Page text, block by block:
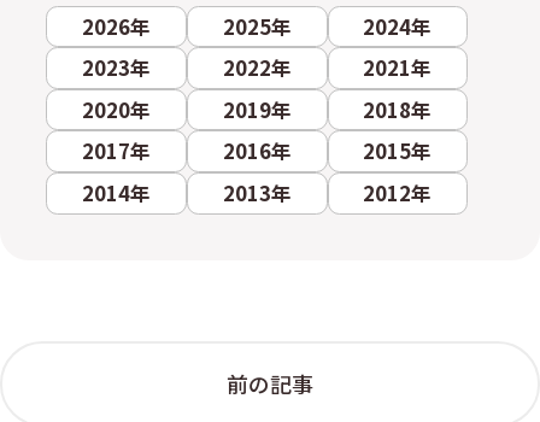
2026年 2025年
2024年
2023年
2022年
2021年
2020年
2019年
2018年
2017年
2016年
2015年
2014年
2013年 2012年
前の記事